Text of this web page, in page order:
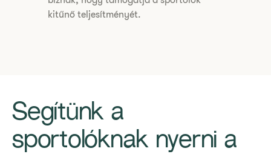
kitűnő teljesítményét.
​Segítünk a
sportolóknak nyerni a